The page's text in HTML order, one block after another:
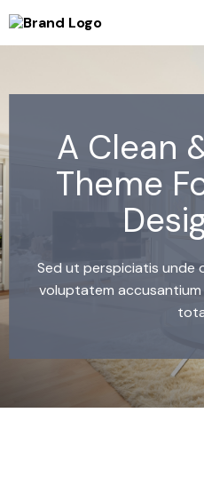
A Clean
Theme
Sed ut perspiciatis unde
voluptatem